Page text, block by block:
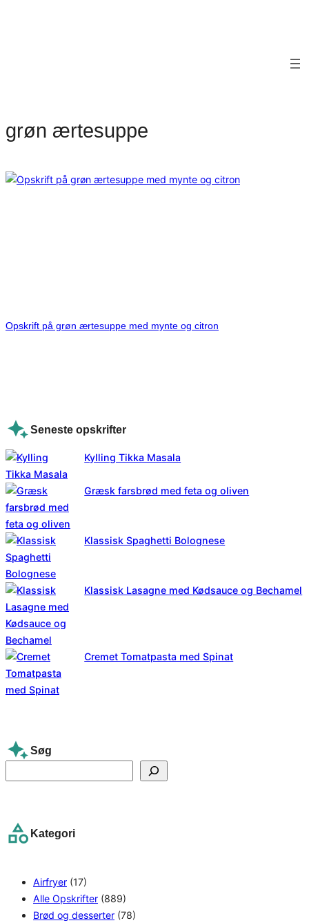
grøn ærtesuppe
Opskrift på grøn ærtesuppe med mynte og citron
Seneste opskrifter
Kylling Tikka Masala
Græsk farsbrød med feta og oliven
Klassisk Spaghetti Bolognese
Klassisk Lasagne med Kødsauce og Bechamel
Cremet Tomatpasta med Spinat
Søg
e
c
Kategori
Airfryer (17)
Alle Opskrifter (889)
Brød og desserter (78)